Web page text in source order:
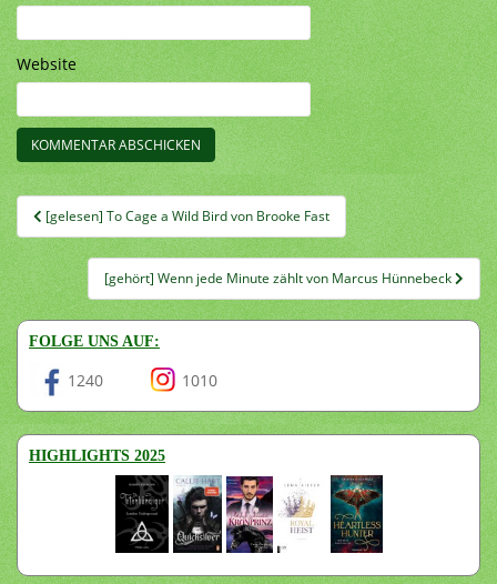
Website
Beitragsnavigation
[gelesen] To Cage a Wild Bird von Brooke Fast
[gehört] Wenn jede Minute zählt von Marcus Hünnebeck
FOLGE UNS AUF:
1240 1010
HIGHLIGHTS 2025